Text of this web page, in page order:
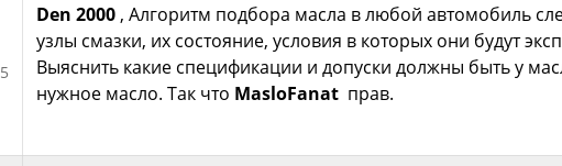
Den 2000 , Алгоритм подбора масла в любой автомобиль
узлы смазки, их состояние, условия в которых они будут
Выяснить какие спецификации и допуски должны быть у
нужное масло. Так что MasloFanat прав.